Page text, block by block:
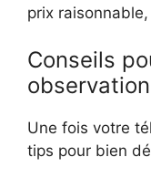
prix
Conseils
Une fois votre
tips pour bien